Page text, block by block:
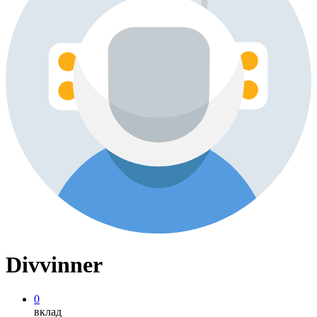
Divvinner
0
вклад